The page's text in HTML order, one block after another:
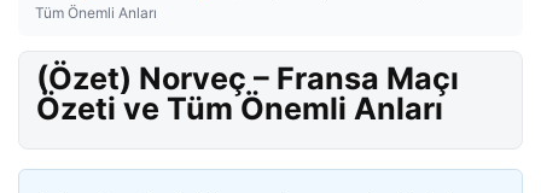
Tüm Önemli Anları
(Özet) Norveç – Fransa Maçı
Özeti ve Tüm Önemli Anları